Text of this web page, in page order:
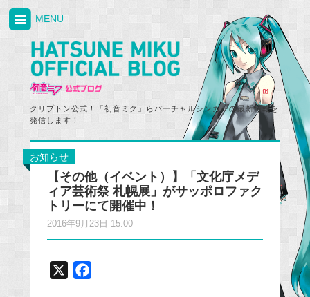
クリプトン公式！「初音ミク」らバーチャルシンガーの最新情報を
発信します！
MENU
お知らせ
【その他（イベント）】「文化庁メデ
ィア芸術祭 札幌展」がサッポロファク
トリーにて開催中！
2016年9月23日 15:00